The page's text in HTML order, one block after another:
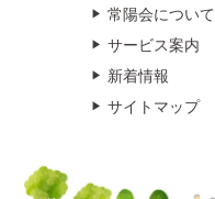
常陽会について
サービス案内
新着情報
サイトマップ